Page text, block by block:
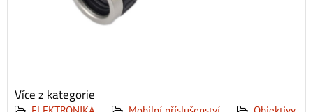
Více z kategorie